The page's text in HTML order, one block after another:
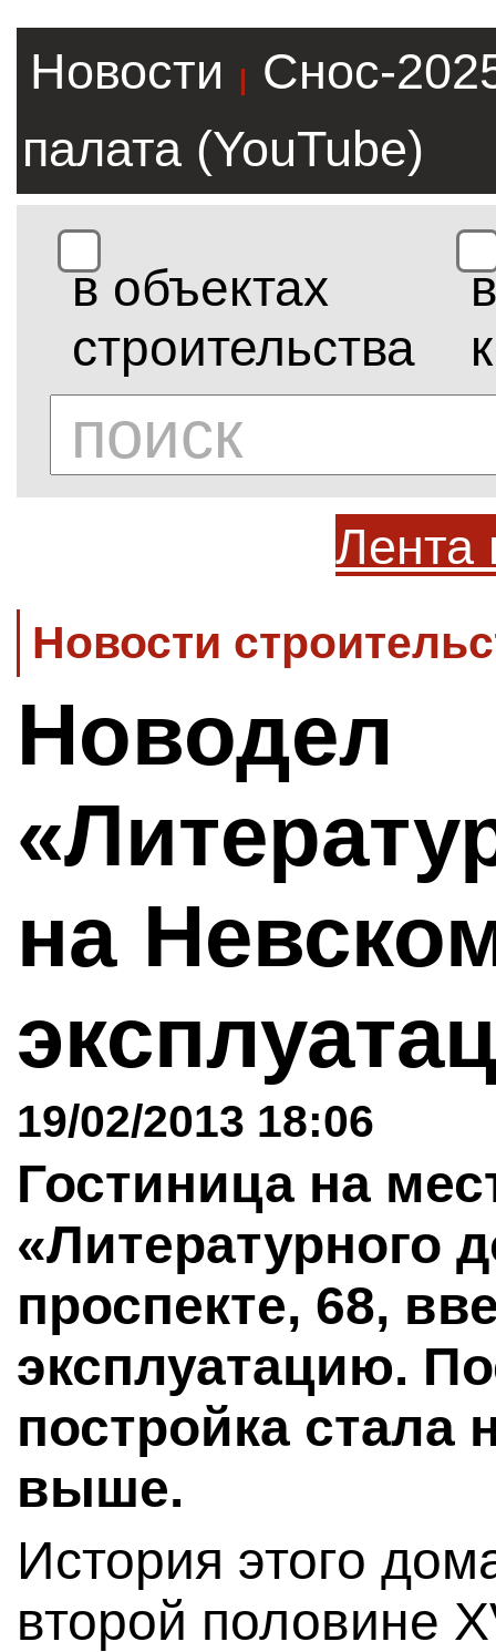
Новости |
Снос-
палата (YouTube)
в объектах
строительства
в
Лента
Новости
Новодел
на
19/02/2013 18:06
Гостиница на
«Литературного
проспекте, 68,
эксплуатацию.
постройка стала
выше.
История этого
второй половине